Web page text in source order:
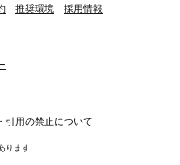
推奨環境 採用情報
引用の禁止について
ります